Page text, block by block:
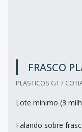
FRASCO
PLASTICOS GT /
Lote mínimo (3
Falando sobre